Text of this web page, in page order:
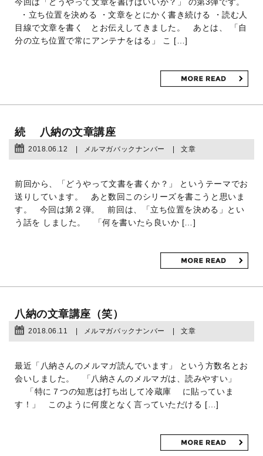
今回は「どうやって文章を書けばいいか？」 の第3弾です。
・立ち位置を決める ・文章をとにかく書き続ける ・読む人
目線で文章を書く とお伝えしてきました。 あとは、 「自
分の立ち位置で常にアンテナをはる」 こ […]
続 八納の文章講座
2018.06.12 メルマガバックナンバー 文章
前回から、「どうやって文書を書くか？」 というテーマでお
送りしています。 あと数回このシリーズを書こうと思いま
す。 今回は第２弾。 前回は、「立ち位置を決める」とい
う話を しました。 「何を書いたら良いか […]
八納の文章講座（笑）
2018.06.11 メルマガバックナンバー 文章
最近「八納さんのメルマガ読んでいます」 という方数名とお
会いしました。 「八納さんのメルマガは、読みやすい」
「特に７つの知恵は打ち出して冷蔵庫 に貼っていま
す！」 このように何度となく言っていただける […]